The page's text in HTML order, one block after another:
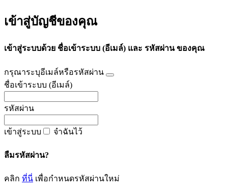
เข้าสู่บัญชีของคุณ
เข้าสู่ระบบด้วย ชื่อเข้าระบบ (อีเมล์) และ รหัสผ่าน ของคุณ
กรุณาระบุอีเมล์หรือรหัสผ่าน
ชื่อเข้าระบบ (อีเมล์)
รหัสผ่าน
เข้าสู่ระบบ จำฉันไว้
ลืมรหัสผ่าน?
คลิก ที่นี่ เพื่อกำหนดรหัสผ่านใหม่